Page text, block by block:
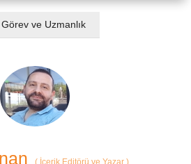
Görev ve Uzmanlık
( İçerik Editörü ve Yazar )